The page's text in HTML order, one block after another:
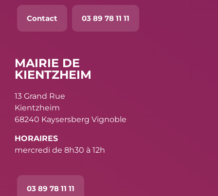
Contact 03 89 78 11 11
MAIRIE DE
KIENTZHEIM
13 Grand Rue
Kientzheim
68240 Kaysersberg Vignoble
HORAIRES
mercredi de 8h30 à 12h
03 89 78 11 11